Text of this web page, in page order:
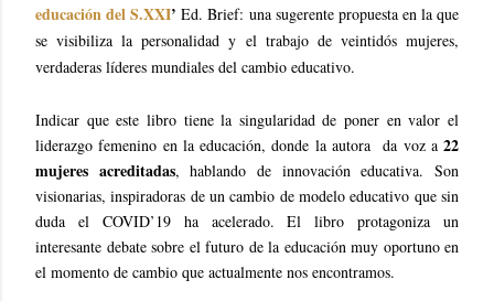
educación del S.XXI’ Ed. Brief: una sugerente propuesta en la que
se visibiliza la personalidad y el trabajo de veintidós mujeres,
verdaderas líderes mundiales del cambio educativo.
Indicar que este libro tiene la singularidad de poner en valor el
liderazgo femenino en la educación, donde la autora da voz a 22
mujeres acreditadas, hablando de innovación educativa. Son
visionarias, inspiradoras de un cambio de modelo educativo que sin
duda el COVID’19 ha acelerado. El libro protagoniza un
interesante debate sobre el futuro de la educación muy oportuno en
el momento de cambio que actualmente nos encontramos.